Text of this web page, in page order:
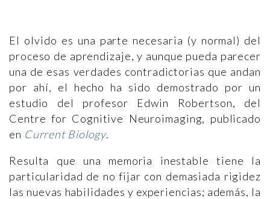
El olvido es una parte necesaria (y normal) del
proceso de aprendizaje, y aunque pueda parecer
una de esas verdades contradictorias que andan
por ahí, el hecho ha sido demostrado por un
estudio del profesor Edwin Robertson, del
Centre for Cognitive Neuroimaging, publicado
en Current Biology.
Resulta que una memoria inestable tiene la
particularidad de no fijar con demasiada rigidez
las nuevas habilidades y experiencias; además, la